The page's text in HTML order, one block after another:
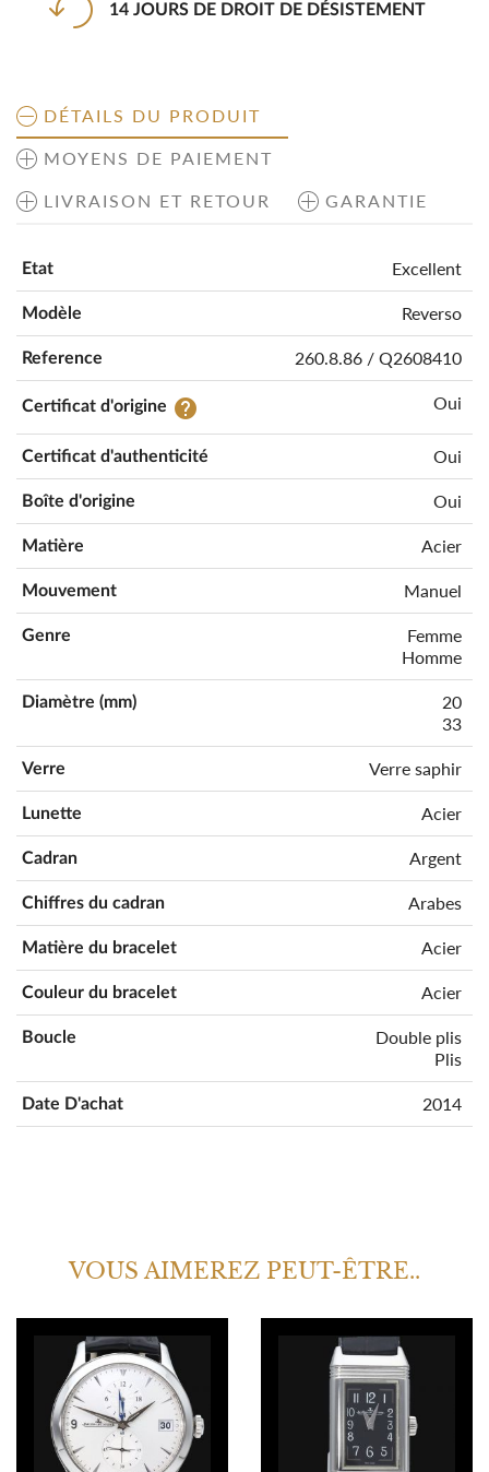
14 JOURS DE DROIT DE DÉSISTEMENT
DÉTAILS DU PRODUIT
MOYENS DE PAIEMENT
LIVRAISON ET RETOUR GARANTIE
Etat Excellent
Modèle Reverso
Reference 260.8.86 / Q2608410
Certificat d'origine help Oui
Certificat d'authenticité Oui
Boîte d'origine Oui
Matière Acier
Mouvement Manuel
Genre
Femme
Homme
Diamètre (mm)
20
33
Verre Verre saphir
Lunette Acier
Cadran Argent
Chiffres du cadran Arabes
Matière du bracelet Acier
Couleur du bracelet Acier
Boucle
Double plis
Plis
Date D'achat 2014
VOUS AIMEREZ PEUT-ÊTRE..